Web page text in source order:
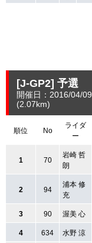
[J-GP2] 予選
開催日：2016/04/09
(2.07km)
順位 No
ライダ
ー
1 70
岩崎 哲
朗
2 94
浦本 修
充
3 90 渥美 心
4 634 水野 涼